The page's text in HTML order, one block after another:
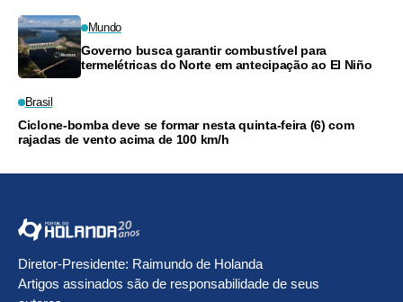
Mundo
Governo busca garantir combustível para
termelétricas do Norte em antecipação ao El Niño
Brasil
Ciclone-bomba deve se formar nesta quinta-feira (6) com
rajadas de vento acima de 100 km/h
Diretor-Presidente: Raimundo de Holanda
Artigos assinados são de responsabilidade de seus